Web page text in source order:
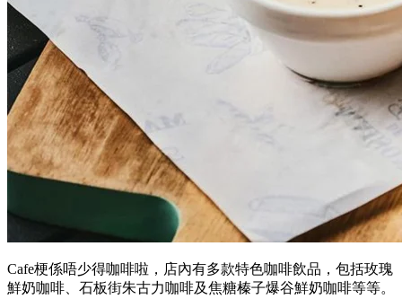
Cafe梗係唔少得咖啡啦，店內有多款特色咖啡飲品，包括玫瑰
鮮奶咖啡、石板街朱古力咖啡及焦糖榛子爆谷鮮奶咖啡等等。